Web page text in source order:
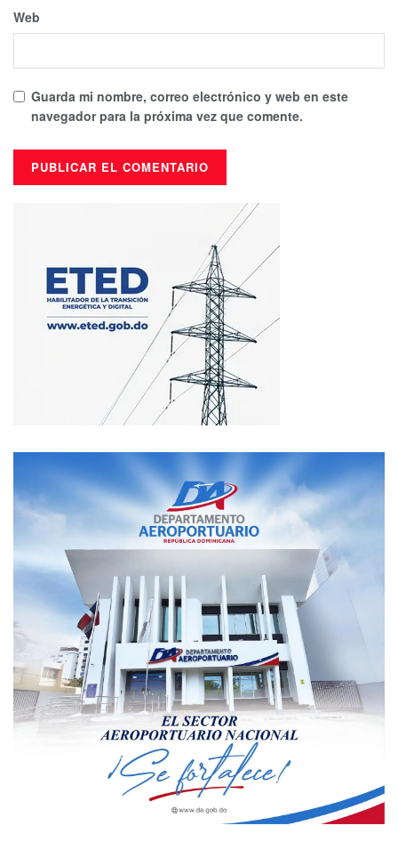
Web
Guarda mi nombre, correo electrónico y web en este
navegador para la próxima vez que comente.